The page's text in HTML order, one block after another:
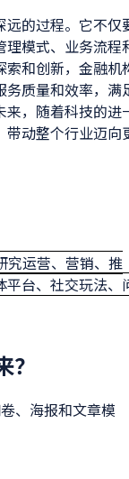
远的过程。它不仅
理模式、业务流程
索和创新，金融机
务质量和效率，满
来，随着科技的进
带动整个行业迈向
究运营、营销、推
平台、社交玩法、
、海报和文章模